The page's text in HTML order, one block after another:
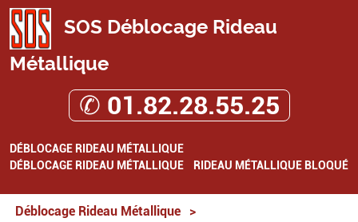
SOS Déblocage Rideau
Métallique
✆ 01.82.28.55.25
DÉBLOCAGE RIDEAU MÉTALLIQUE
DÉBLOCAGE RIDEAU MÉTALLIQUE
RIDEAU MÉTALLIQUE BLOQUÉ
Déblocage Rideau Métallique
>